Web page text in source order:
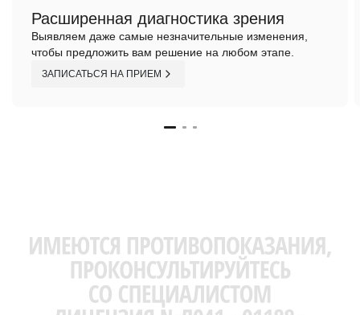
Расширенная диагностика зрения
Выявляем даже самые незначительные изменения,
чтобы предложить вам решение на любом этапе.
ЗАПИСАТЬСЯ НА ПРИЕМ